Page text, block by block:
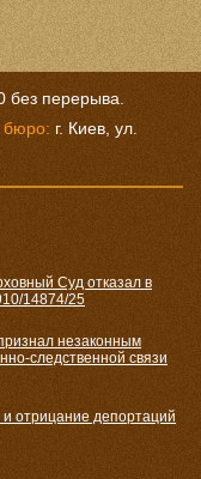
без перерыва.
бюро: г. Киев, ул.
Суд отказал в
14874/25
незаконным
следственной связи
отрицание депортаций